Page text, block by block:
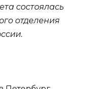
состоялась
отделения